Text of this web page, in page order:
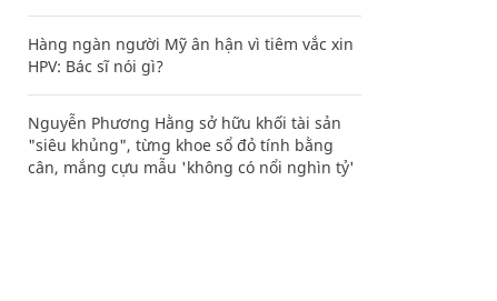
Hàng ngàn người Mỹ ân hận vì tiêm vắc xin
HPV: Bác sĩ nói gì?
Nguyễn Phương Hằng sở hữu khối tài sản
"siêu khủng", từng khoe sổ đỏ tính bằng
cân, mắng cựu mẫu 'không có nổi nghìn tỷ'